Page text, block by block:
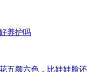
养护吗